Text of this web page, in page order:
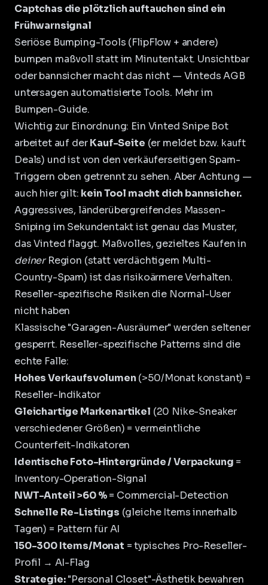
Captchas die plötzlich auftauchen sind ein
Frühwarnsignal
Seriöse Bumping-Tools (FlipFlow + andere)
bumpen maßvoll statt im Minutentakt. Unsichtbar
oder bannsicher macht das nicht — Vinteds AGB
untersagen automatisierte Tools. Mehr im
Bumpen-Guide.
Wichtig zur Einordnung: Ein Vinted Snipe Bot
arbeitet auf derKauf-Seite (er meldet bzw. kauft
Deals) und ist von den verkäuferseitigen Spam-
Triggern oben getrennt zu sehen. Aber Achtung —
auch hier gilt: kein Tool macht dich bannsicher.
Aggressives, länderübergreifendes Massen-
Sniping im Sekundentakt ist genau das Muster,
das Vinted flaggt. Maßvolles, gezieltes Kaufen in
deinerRegion (statt verdächtigem Multi-
Country-Spam) ist das risikoärmere Verhalten.
Reseller-spezifische Risiken die Normal-User
nicht haben
Klassische "Garagen-Ausräumer" werden seltener
gesperrt. Reseller-spezifische Patterns sind die
echte Falle:
Hohes Verkaufsvolumen (>50/Monat konstant) =
Reseller-Indikator
Gleichartige Markenartikel (20 Nike-Sneaker
verschiedener Größen) = vermeintliche
Counterfeit-Indikatoren
Identische Foto-Hintergründe / Verpackung =
Inventory-Operation-Signal
NWT-Anteil >60 %= Commercial-Detection
Schnelle Re-Listings (gleiche Items innerhalb
Tagen) = Pattern für AI
150-300 Items/Monat = typisches Pro-Reseller-
Profil → AI-Flag
Strategie:"Personal Closet"-Ästhetik bewahren